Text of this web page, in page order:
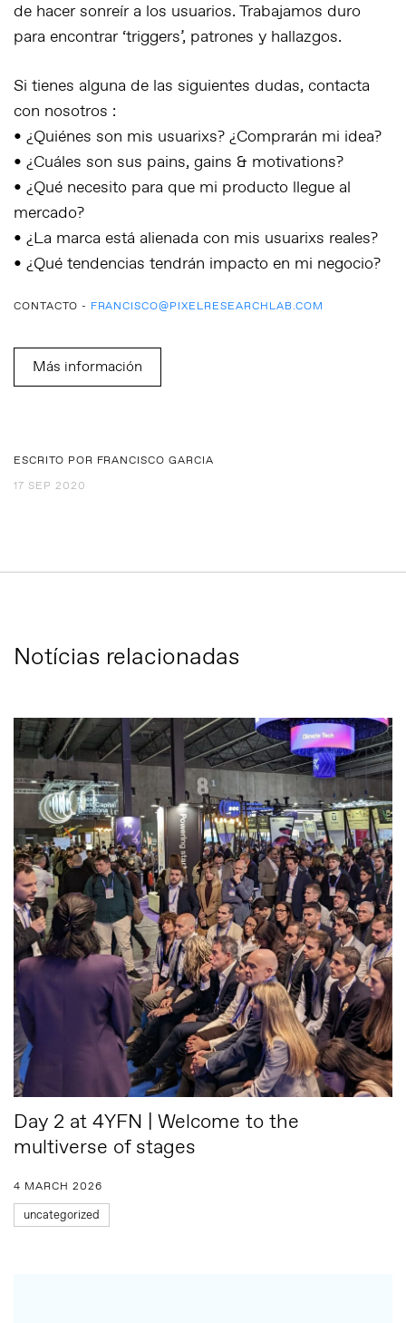
de hacer sonreír a los usuarios. Trabajamos duro
para encontrar ‘triggers’, patrones y hallazgos.
Si tienes alguna de las siguientes dudas, contacta
con nosotros :
• ¿Quiénes son mis usuarixs? ¿Comprarán mi idea?
• ¿Cuáles son sus pains, gains & motivations?
• ¿Qué necesito para que mi producto llegue al
mercado?
• ¿La marca está alienada con mis usuarixs reales?
• ¿Qué tendencias tendrán impacto en mi negocio?
CONTACTO - FRANCISCO@PIXELRESEARCHLAB.COM
Más información
ESCRITO POR FRANCISCO GARCIA
17 SEP 2020
Notícias relacionadas
Day 2 at 4YFN | Welcome to the
multiverse of stages
4 MARCH 2026
uncategorized